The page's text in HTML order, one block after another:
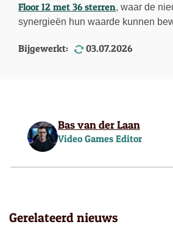
Floor 12 met 36 sterren, waar de
synergieën hun waarde kunnen
Bijgewerkt: 03.07.2026
Bas van der Laan
Video Games Editor
Gerelateerd nieuws